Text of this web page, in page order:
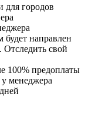
для городов
будет направлен
Отследить свой
100% предоплаты
менеджера